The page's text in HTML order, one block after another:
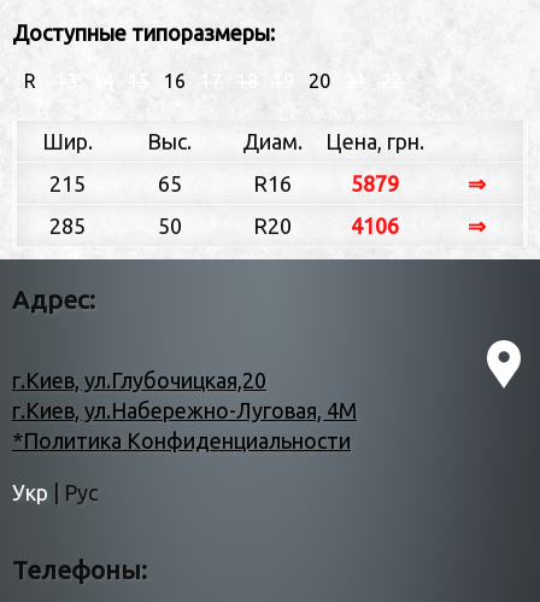
Доступные типоразмеры:
R 16 18 20
Шир. Выс. Диам.
Цена, грн.
215
65 R16 5879
⇒
285
50 R20 4106 ⇒
Адрес:
г.Киев, ул.Глубочицкая,20
г.Киев, ул.Набережно-Луговая, 4М
*Политика Конфиденциальности
Укр Рус
Телефоны: